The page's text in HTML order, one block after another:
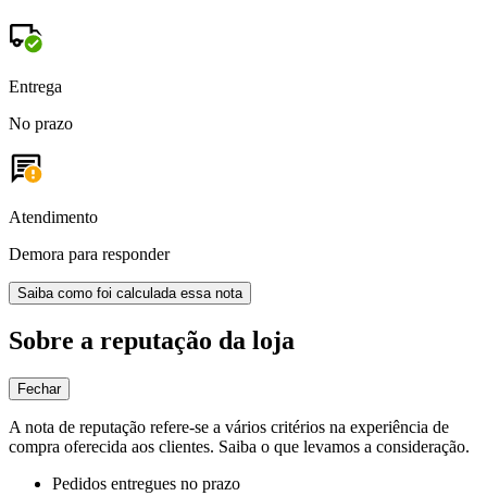
Entrega
No prazo
Atendimento
Demora para responder
Saiba como foi calculada essa nota
Sobre a reputação da loja
Fechar
A nota de reputação refere-se a vários critérios na experiência de
compra oferecida aos clientes. Saiba o que levamos a consideração.
Pedidos entregues no prazo